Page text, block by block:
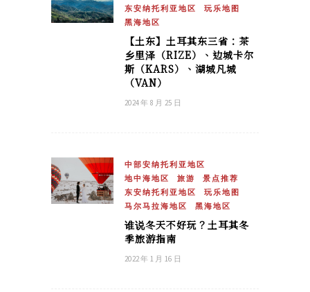
东安纳托利亚地区
玩乐地图
黑海地区
【土东】土耳其东三省：茶
乡里泽（RIZE）、边城卡尔
斯（KARS）、湖城凡城
（VAN）
2024 年 8 月 25 日
中部安纳托利亚地区
地中海地区
旅游
景点推荐
东安纳托利亚地区
玩乐地图
马尔马拉海地区
黑海地区
谁说冬天不好玩？土耳其冬
季旅游指南
2022 年 1 月 16 日